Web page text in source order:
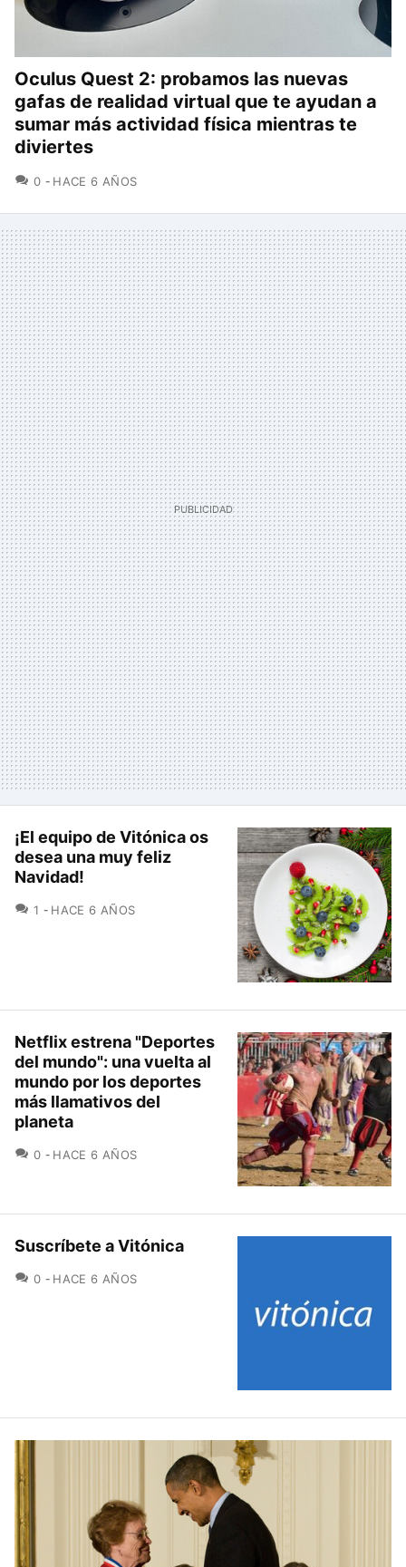
Oculus Quest 2: probamos las nuevas
gafas de realidad virtual que te ayudan a
sumar más actividad física mientras te
diviertes
0 COMENTARIOS
HACE 6 AÑOS
¡El equipo de Vitónica os
desea una muy feliz
Navidad!
1 COMENTARIOS
HACE 6 AÑOS
Netflix estrena "Deportes
del mundo": una vuelta al
mundo por los deportes
más llamativos del
planeta
0 COMENTARIOS
HACE 6 AÑOS
Suscríbete a Vitónica
0 COMENTARIOS
HACE 6 AÑOS